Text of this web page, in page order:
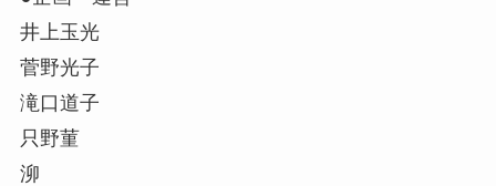
井上玉光
菅野光子
滝口道子
只野菫
泖